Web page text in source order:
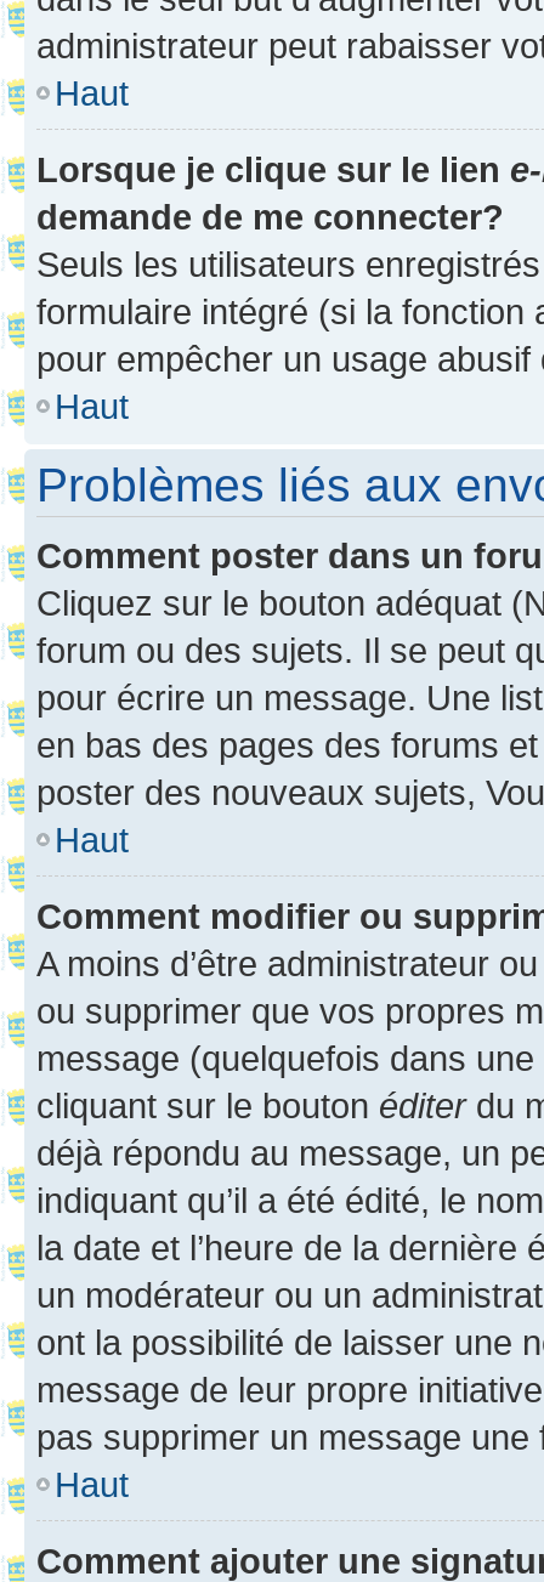
administrateur peut rabaisser
Haut
Lorsque je clique sur le lien
demande de me connecter?
Seuls les utilisateurs
formulaire intégré (si la fonction
pour empêcher un usage
Haut
Problèmes liés aux
Comment poster dans un
Cliquez sur le bouton adéquat
forum ou des sujets. Il se peut
pour écrire un message. Une
en bas des pages des forums
poster des nouveaux sujets,
Haut
Comment modifier ou
A moins d’être administrateur
ou supprimer que vos propres
message (quelquefois dans
cliquant sur le bouton éditerdu
déjà répondu au message, un
indiquant qu’il a été édité, le
la date et l’heure de la dernière
un modérateur ou un
ont la possibilité de laisser une
message de leur propre
pas supprimer un message une
Haut
Comment ajouter une